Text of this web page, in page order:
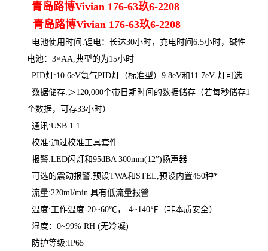
青岛路博Vivian 176-63玖6-2208
青岛路博Vivian 176-63玖6-2208
电池使用时间:锂电：长达30小时，充电时间6.5小时，碱性
电池：3×AA,典型的为15小时
PID灯:10.6eV氪气PID灯（标准型）9.8eV和11.7eV 灯可选
数据储存:＞120,000个带日期时间的数据储存（若每秒储存1
个数据，可存33小时）
通讯:USB 1.1
校准:通过校准工具套件
报警:LED闪灯和95dBA 300mm(12”)扬声器
可选的震动报警:预设TWA和STEL,预设内置450种*
流量:220ml/min 具有低流量报警
温度:工作温度-20~60℃，-4~140℉（非本质安全）
湿度：0~99% RH (无冷凝)
防护等级:IP65